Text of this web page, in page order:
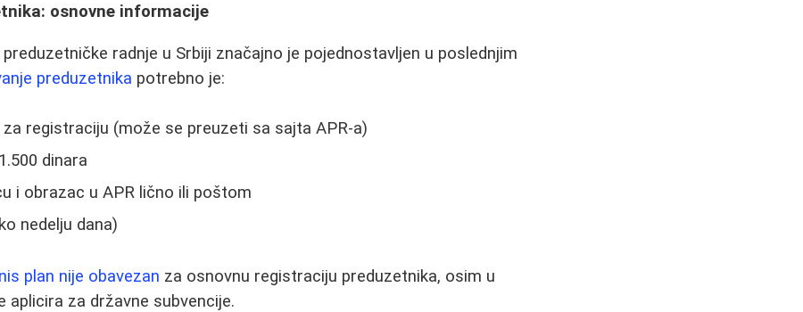
osnovne informacije
radnje u Srbiji značajno je pojednostavljen u poslednjim
preduzetnika potrebno je:
registraciju (može se preuzeti sa sajta APR-a)
dinara
i obrazac u APR lično ili poštom
nedelju dana)
plan nije obavezan za osnovnu registraciju preduzetnika, osim u
aplicira za državne subvencije.